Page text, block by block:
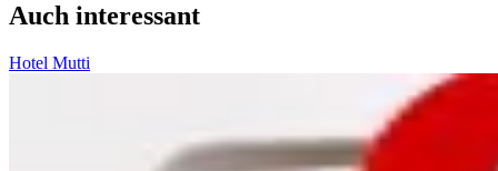
Auch interessant
Hotel Mutti